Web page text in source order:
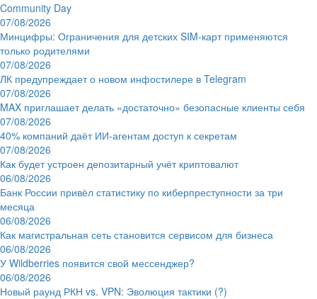
Community Day
07/08/2026
Минцифры: Ограничения для детских SIM-карт применяются
только родителями
07/08/2026
ЛК предупреждает о новом инфостилере в Telegram
07/08/2026
MAX приглашает делать «достаточно» безопасные клиенты себя
07/08/2026
40% компаний даёт ИИ‑агентам доступ к секретам
07/08/2026
Как будет устроен депозитарный учёт криптовалют
06/08/2026
Банк России привёл статистику по киберпреступности за три
месяца
06/08/2026
Как магистральная сеть становится сервисом для бизнеса
06/08/2026
У Wildberries появится свой мессенджер?
06/08/2026
Новый раунд РКН vs. VPN: Эволюция тактики (?)